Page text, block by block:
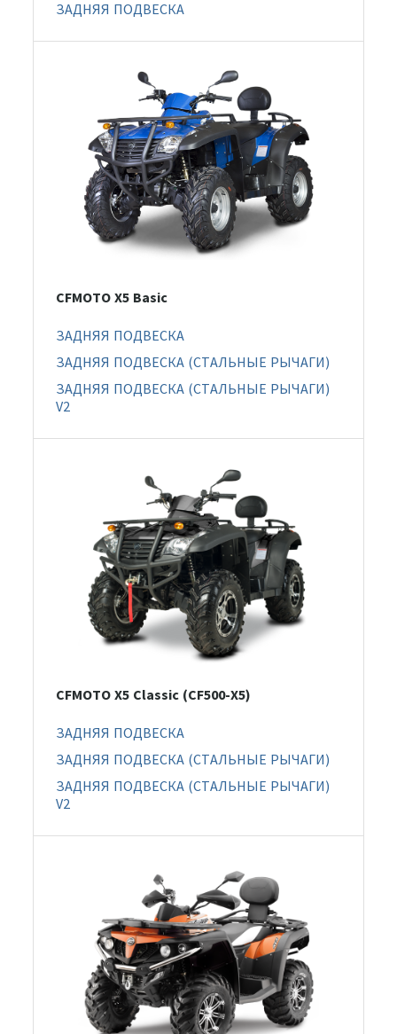
ЗАДНЯЯ ПОДВЕСКА
CFMOTO X5 Basic
ЗАДНЯЯ ПОДВЕСКА
ЗАДНЯЯ ПОДВЕСКА (СТАЛЬНЫЕ РЫЧАГИ)
ЗАДНЯЯ ПОДВЕСКА (СТАЛЬНЫЕ РЫЧАГИ)
V2
CFMOTO X5 Classic (CF500-X5)
ЗАДНЯЯ ПОДВЕСКА
ЗАДНЯЯ ПОДВЕСКА (СТАЛЬНЫЕ РЫЧАГИ)
ЗАДНЯЯ ПОДВЕСКА (СТАЛЬНЫЕ РЫЧАГИ)
V2